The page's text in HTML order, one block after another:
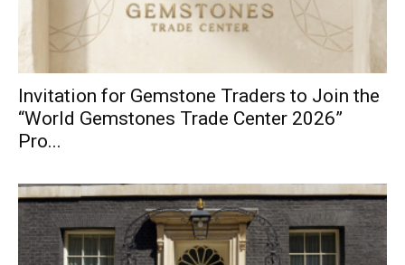
Invitation for Gemstone Traders to Join the
“World Gemstones Trade Center 2026”
Pro...